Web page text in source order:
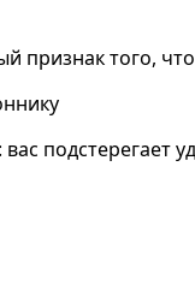
того,
подстерегает